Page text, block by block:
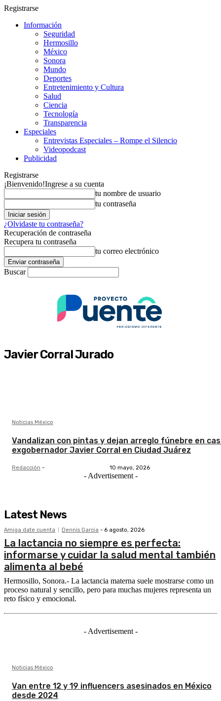
Registrarse
Información
Seguridad
Hermosillo
México
Sonora
Mundo
Deportes
Entretenimiento y Cultura
Salud
Ciencia
Tecnología
Transparencia
Especiales
Entrevistas Especiales – Rompe el Silencio
Videopodcast
Publicidad
Registrarse
¡Bienvenido!Ingrese a su cuenta
tu nombre de usuario
tu contraseña
¿Olvidaste tu contraseña?
Recuperación de contraseña
Recupera tu contraseña
tu correo electrónico
Buscar
Javier Corral Jurado
Noticias México
Vandalizan con pintas y dejan arreglo fúnebre en
exgobernador Javier Corral en Ciudad Juárez
Redacción - 10 mayo, 2026
- Advertisement -
Latest News
Amiga date cuenta Dennis Garcia - 6 agosto, 2026
La lactancia no siempre es perfecta:
informarse y cuidar la salud mental también
alimenta al bebé
Hermosillo, Sonora.- La lactancia materna suele mostrarse como un
proceso natural y sencillo, pero para muchas mujeres representa un
reto físico y emocional.
- Advertisement -
Noticias México
Van entre 12 y 19 influencers asesinados en México
desde 2024